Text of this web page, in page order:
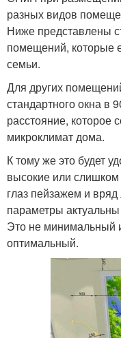
разных видов
Ниже представлены
помещений, которые
семьи.
Для других
стандартного окна в
расстояние, которое
микроклимат дома.
К тому же это будет
высокие или слишком
глаз пейзажем и вряд
параметры
Это не минимальный
оптимальный.